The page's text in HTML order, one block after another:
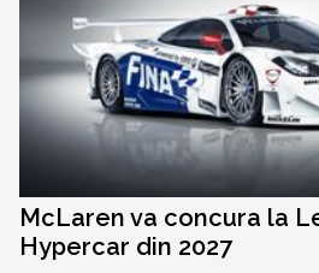
McLaren va concura la
Hypercar din 2027